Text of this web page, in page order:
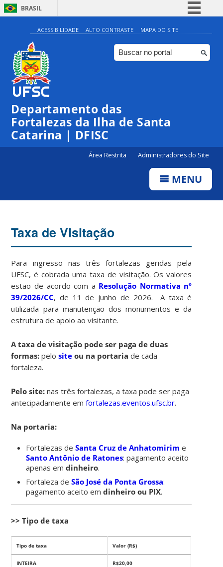
BRASIL
Simplifique!
Comunica BR
Participe
ACESSIBILIDADE ALTO CONTRASTE MAPA DO SITE
Departamento das
Fortalezas da Ilha de Santa
Catarina | DFISC
Área Restrita Administradores do Site
MENU
Taxa de Visitação
Para ingresso nas três fortalezas geridas pela
UFSC, é cobrada uma taxa de visitação. Os valores
estão de acordo com a Resolução Normativa nº
39/2026/CC, de 11 de junho de 2026. A taxa é
utilizada para manutenção dos monumentos e da
estrutura de apoio ao visitante.
A taxa de visitação pode ser paga de duas
formas: pelosite ou na portariade cada
fortaleza.
Pelo site: nas três fortalezas, a taxa pode ser paga
antecipadamente emfortalezas.eventos.ufsc.br.
Na portaria:
Fortalezas deSanta Cruz de Anhatomirim e
Santo Antônio de Ratones: pagamento aceito
apenas emdinheiro.
Fortaleza deSão José da Ponta Grossa:
pagamento aceito emdinheiro ou PIX.
>> Tipo de taxa
Tipo de taxa Valor (R$)
INTEIRA R$20,00